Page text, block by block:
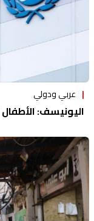
عربي ودولي
اليونيسف: